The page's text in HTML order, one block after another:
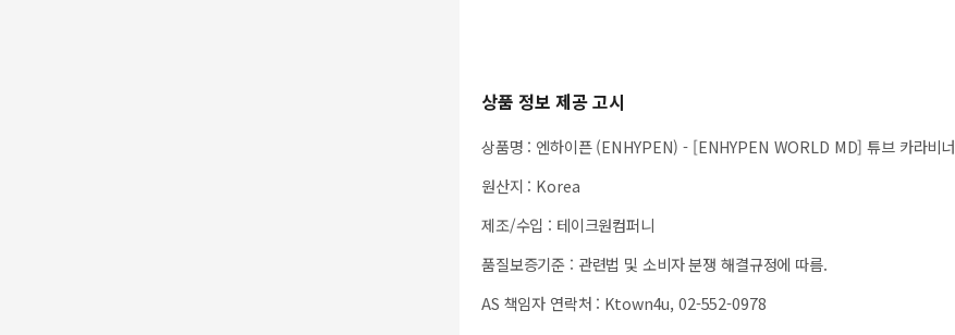
상품 정보 제공 고시
상품명 : 엔하이픈 (ENHYPEN) - [ENHYPEN WORLD MD] 튜브 카라비너
원산지 : Korea
제조/수입 : 테이크원컴퍼니
품질보증기준 : 관련법 및 소비자 분쟁 해결규정에 따름.
AS 책임자 연락처 : Ktown4u, 02-552-0978